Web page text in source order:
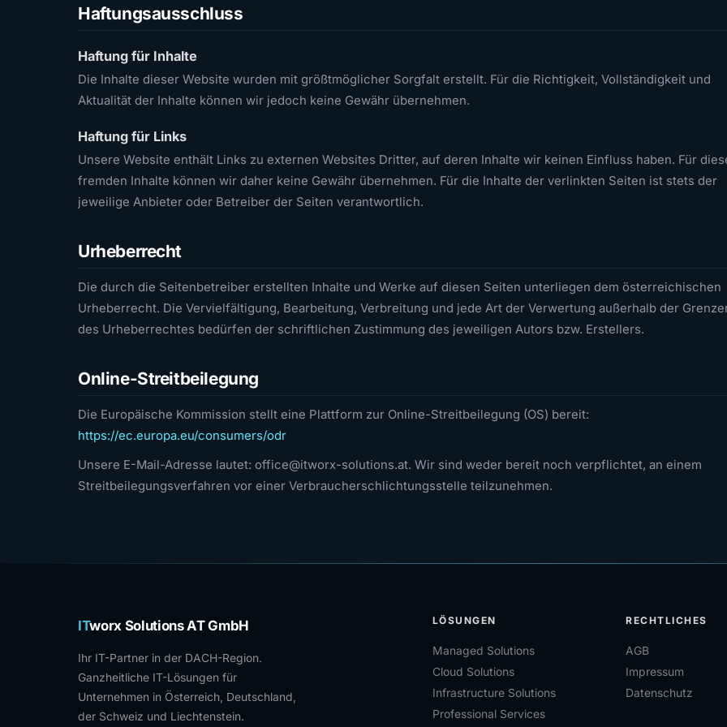
Haftungsausschluss
Haftung für Inhalte
Die Inhalte dieser Website wurden mit größtmöglicher Sorgfalt erstellt. Für die Richtigkeit, Vollständigkeit und
Aktualität der Inhalte können wir jedoch keine Gewähr übernehmen.
Haftung für Links
Unsere Website enthält Links zu externen Websites Dritter, auf deren Inhalte wir keinen Einfluss haben. Für
fremden Inhalte können wir daher keine Gewähr übernehmen. Für die Inhalte der verlinkten Seiten ist stets der
jeweilige Anbieter oder Betreiber der Seiten verantwortlich.
Urheberrecht
Die durch die Seitenbetreiber erstellten Inhalte und Werke auf diesen Seiten unterliegen dem österreichischen
Urheberrecht. Die Vervielfältigung, Bearbeitung, Verbreitung und jede Art der Verwertung außerhalb der
des Urheberrechtes bedürfen der schriftlichen Zustimmung des jeweiligen Autors bzw. Erstellers.
Online-Streitbeilegung
Die Europäische Kommission stellt eine Plattform zur Online-Streitbeilegung (OS) bereit:
https://ec.europa.eu/consumers/odr
Unsere E-Mail-Adresse lautet: office@itworx-solutions.at. Wir sind weder bereit noch verpflichtet, an einem
Streitbeilegungsverfahren vor einer Verbraucherschlichtungsstelle teilzunehmen.
ITworx Solutions AT GmbH
Ihr IT-Partner in der DACH-Region.
Ganzheitliche IT-Lösungen für
Unternehmen in Österreich, Deutschland,
der Schweiz und Liechtenstein.
LÖSUNGEN
Managed Solutions
Cloud Solutions
Infrastructure Solutions
Professional Services
RECHTLICHES
AGB
Impressum
Datenschutz